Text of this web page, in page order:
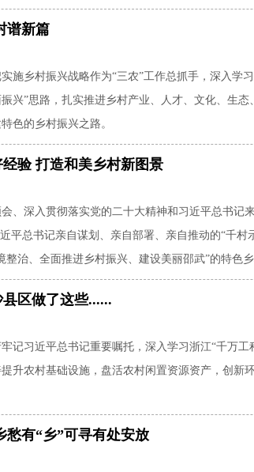
谱新篇
施乡村振兴战略作为“三农”工作总抓手，深入学
兴”思路，扎实推进乡村产业、人才、文化、生
色的乡村振兴之路。
验 打造和美乡村新图景
、深入贯彻落实党的二十大精神和习近平总书记
平总书记亲自谋划、亲自部署、亲自推动的“千村
治、全面推进乡村振兴、建设美丽邵武”的特色乡
区做了这些......
记习近平总书记重要嘱托，深入学习浙江“千万工
升农村基础设施，盘活农村闲置资源资产，创新
愁有“乡”可寻有处安放